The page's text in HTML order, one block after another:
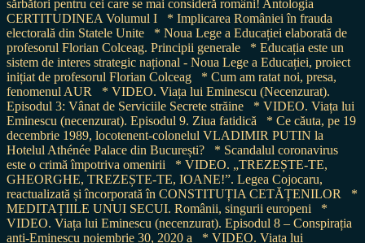
sărbători pentru cei care se mai consideră români! Antologia
CERTITUDINEA Volumul I
* Implicarea României în frauda
electorală din Statele Unite
* Noua Lege a Educației elaborată de
profesorul Florian Colceag. Principii generale
* Educația este un
sistem de interes strategic național - Noua Lege a Educației, proiect
inițiat de profesorul Florian Colceag
* Cum am ratat noi, presa,
fenomenul AUR
* VIDEO. Viața lui Eminescu (Necenzurat).
Episodul 3: Vânat de Serviciile Secrete străine
* VIDEO. Viața lui
Eminescu (necenzurat). Episodul 9. Ziua fatidică
* Ce căuta, pe 19
decembrie 1989, locotenent-colonelul VLADIMIR PUTIN la
Hotelul Athénée Palace din București?
* Scandalul coronavirus
este o crimă împotriva omenirii
* VIDEO. „TREZEȘTE-TE,
GHEORGHE, TREZEȘTE-TE, IOANE!”. Legea Cojocaru,
reactualizată și încorporată în CONSTITUȚIA CETĂȚENILOR
*
MEDITAȚIILE UNUI SECUI. Românii, singurii europeni
*
VIDEO. Viața lui Eminescu (necenzurat). Episodul 8 – Conspirația
anti-Eminescu noiembrie 30, 2020 a
* VIDEO. Viața lui